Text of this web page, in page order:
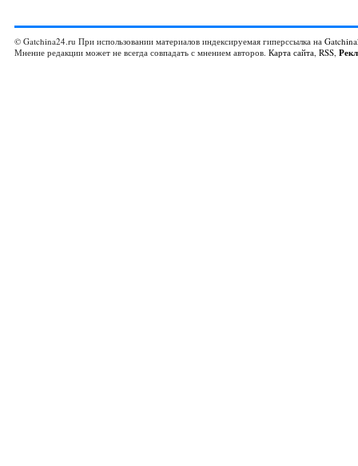
© Gatchina24.ru При использовании материалов индексируемая гиперссылка на
Мнение редакции может не всегда совпадать с мнением авторов. Карта сайта, RSS,